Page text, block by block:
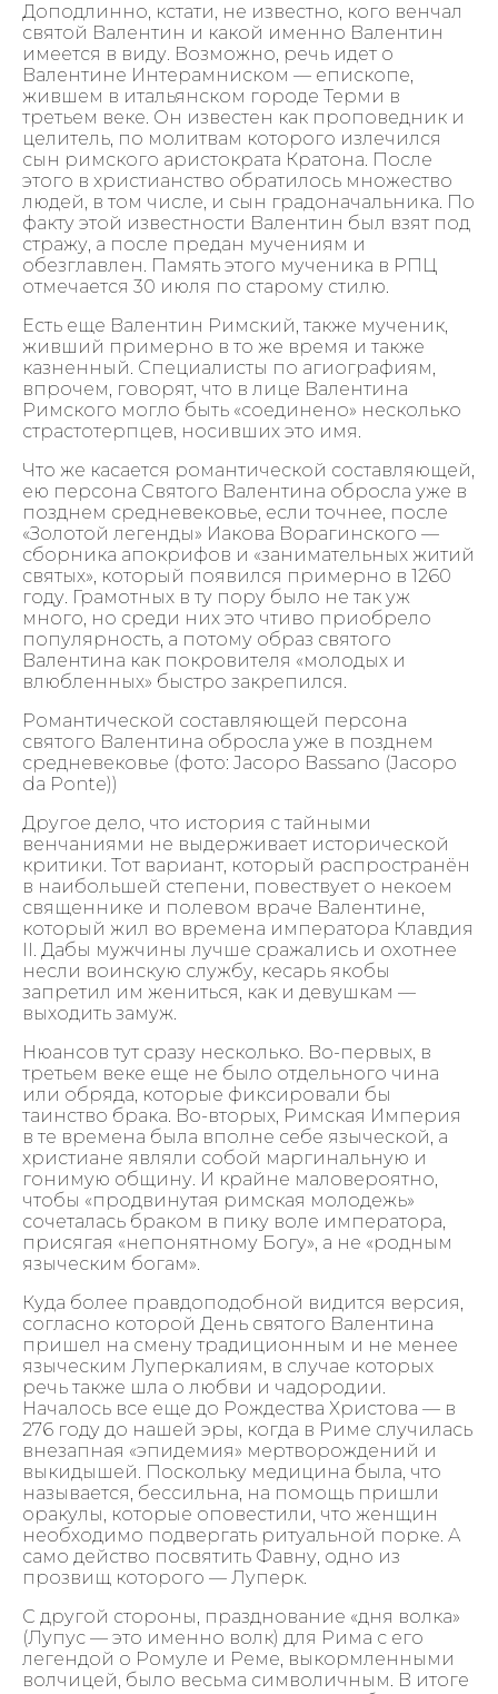
Доподлинно, кстати, не известно, кого венчал
святой Валентин и какой именно Валентин
имеется в виду. Возможно, речь идет о
Валентине Интерамниском — епископе,
жившем в итальянском городе Терми в
третьем веке. Он известен как проповедник и
целитель, по молитвам которого излечился
сын римского аристократа Кратона. После
этого в христианство обратилось множество
людей, в том числе, и сын градоначальника. По
факту этой известности Валентин был взят под
стражу, а после предан мучениям и
обезглавлен. Память этого мученика в РПЦ
отмечается 30 июля по старому стилю.
Есть еще Валентин Римский, также мученик,
живший примерно в то же время и также
казненный. Специалисты по агиографиям,
впрочем, говорят, что в лице Валентина
Римского могло быть «соединено» несколько
страстотерпцев, носивших это имя.
Что же касается романтической составляющей,
ею персона Святого Валентина обросла уже в
позднем средневековье, если точнее, после
«Золотой легенды» Иакова Ворагинского —
сборника апокрифов и «занимательных житий
святых», который появился примерно в 1260
году. Грамотных в ту пору было не так уж
много, но среди них это чтиво приобрело
популярность, а потому образ святого
Валентина как покровителя «молодых и
влюбленных» быстро закрепился.
Романтической составляющей персона
святого Валентина обросла уже в позднем
средневековье (фото: Jacopo Bassano (Jacopo
da Ponte))
Другое дело, что история с тайными
венчаниями не выдерживает исторической
критики. Тот вариант, который распространён
в наибольшей степени, повествует о некоем
священнике и полевом враче Валентине,
который жил во времена императора Клавдия
II. Дабы мужчины лучше сражались и охотнее
несли воинскую службу, кесарь якобы
запретил им жениться, как и девушкам —
выходить замуж.
Нюансов тут сразу несколько. Во-первых, в
третьем веке еще не было отдельного чина
или обряда, которые фиксировали бы
таинство брака. Во-вторых, Римская Империя
в те времена была вполне себе языческой, а
христиане являли собой маргинальную и
гонимую общину. И крайне маловероятно,
чтобы «продвинутая римская молодежь»
сочеталась браком в пику воле императора,
присягая «непонятному Богу», а не «родным
языческим богам».
Куда более правдоподобной видится версия,
согласно которой День святого Валентина
пришел на смену традиционным и не менее
языческим Луперкалиям, в случае которых
речь также шла о любви и чадородии.
Началось все еще до Рождества Христова — в
276 году до нашей эры, когда в Риме случилась
внезапная «эпидемия» мертворождений и
выкидышей. Поскольку медицина была, что
называется, бессильна, на помощь пришли
оракулы, которые оповестили, что женщин
необходимо подвергать ритуальной порке. А
само действо посвятить Фавну, одно из
прозвищ которого — Луперк.
С другой стороны, празднование «дня волка»
(Лупус — это именно волк) для Рима с его
легендой о Ромуле и Реме, выкормленными
волчицей, было весьма символичным. В итоге